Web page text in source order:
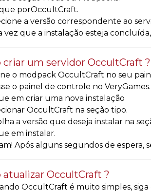
porOccultCraft.
a versão correspondente ao
vez que a instalação esteja
criar um servidor OccultCraft ?
o modpack OccultCraft no seu
o painel de controle no VeryGames.
em criar uma nova instalação
OccultCraft na seção tipo.
a versão que deseja instalar na
em instalar.
Após alguns segundos de
atualizar OccultCraft ?
OccultCraft é muito simples, siga